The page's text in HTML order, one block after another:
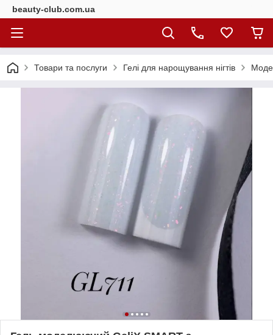
beauty-club.com.ua
Товари та послуги Гелі для нарощування нігтів